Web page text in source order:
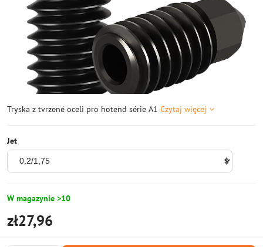
Tryska z tvrzené oceli pro hotend série A1 Czytaj więcej
Jet
W magazynie >10
zł27,96